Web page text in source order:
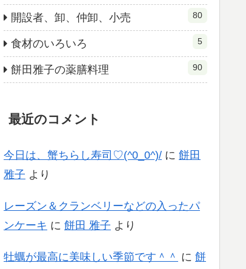
開設者、卸、仲卸、小売 80
食材のいろいろ 5
餅田雅子の薬膳料理 90
最近のコメント
今日は、蟹ちらし寿司♡(^0_0^)/ に 餅田
雅子 より
レーズン＆クランベリーなどの入ったパ
ンケーキ に 餅田 雅子 より
牡蠣が最高に美味しい季節です＾＾ に 餅